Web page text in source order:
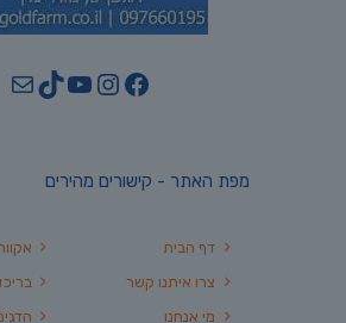
Facebook
Instagram
Mail
מפת האתר - קישורים מהירים
דף הבית
צרו איתנו קשר
מי אנחנו